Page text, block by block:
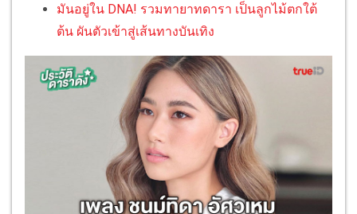
มันอยู่ใน DNA! รวมทายาทดารา เป็นลูกไม้ตกใต้
ต้น ผันตัวเข้าสู่เส้นทางบันเทิง